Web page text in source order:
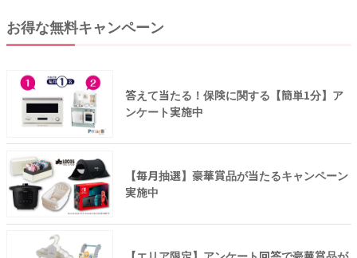
お得な無料キャンペーン
答えて当たる！保険に関する【簡単1分】ア
ンケート実施中
【毎月抽選】豪華賞品が当たるキャンペーン
実施中